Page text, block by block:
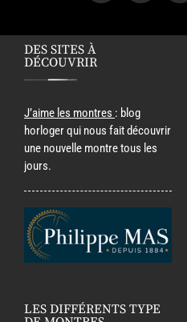
DES SITES À
DÉCOUVRIR
J’aime les montres : blog
horloger qui nous fait découvrir
une nouvelle montre tous les
jours.
LES DIFFÉRENTS TYPE